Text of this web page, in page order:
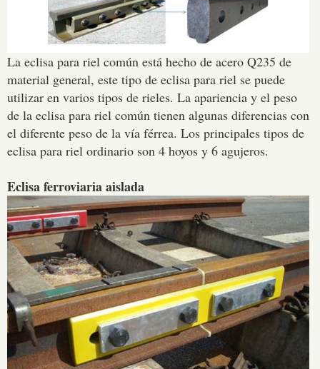
La eclisa para riel común está hecho de acero Q235 de
material general, este tipo de eclisa para riel se puede
utilizar en varios tipos de rieles. La apariencia y el peso
de la eclisa para riel común tienen algunas diferencias con
el diferente peso de la vía férrea. Los principales tipos de
eclisa para riel ordinario son 4 hoyos y 6 agujeros.
Eclisa ferroviaria aislada